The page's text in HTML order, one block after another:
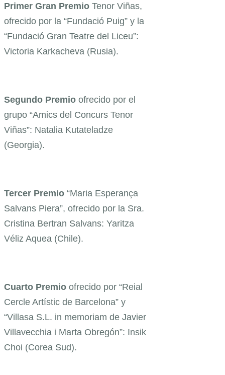
Primer Gran Premio Tenor Viñas,
ofrecido por la “Fundació Puig” y la
“Fundació Gran Teatre del Liceu”:
Victoria Karkacheva (Rusia).
Segundo Premio ofrecido por el
grupo “Amics del Concurs Tenor
Viñas”: Natalia Kutateladze
(Georgia).
Tercer Premio “Maria Esperança
Salvans Piera”, ofrecido por la Sra.
Cristina Bertran Salvans: Yaritza
Véliz Aquea (Chile).
Cuarto Premio ofrecido por “Reial
Cercle Artístic de Barcelona” y
“Villasa S.L. in memoriam de Javier
Villavecchia i Marta Obregón”: Insik
Choi (Corea Sud).